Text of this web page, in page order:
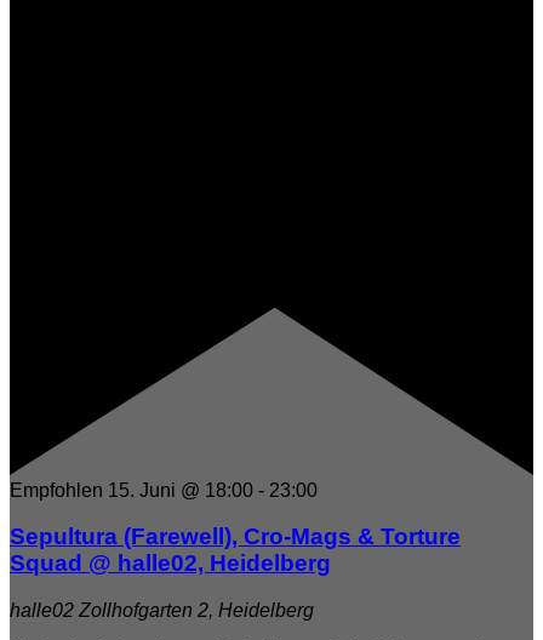
Empfohlen 15. Juni @ 18:00 - 23:00
Sepultura (Farewell), Cro-Mags & Torture
Squad @ halle02, Heidelberg
halle02 Zollhofgarten 2, Heidelberg